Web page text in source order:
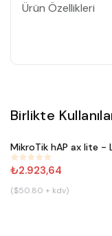
Ürün Özellikleri
Birlikte
#381
MikroTik hAP ax lite -
₺2.923,64
($50.80 + kdv)